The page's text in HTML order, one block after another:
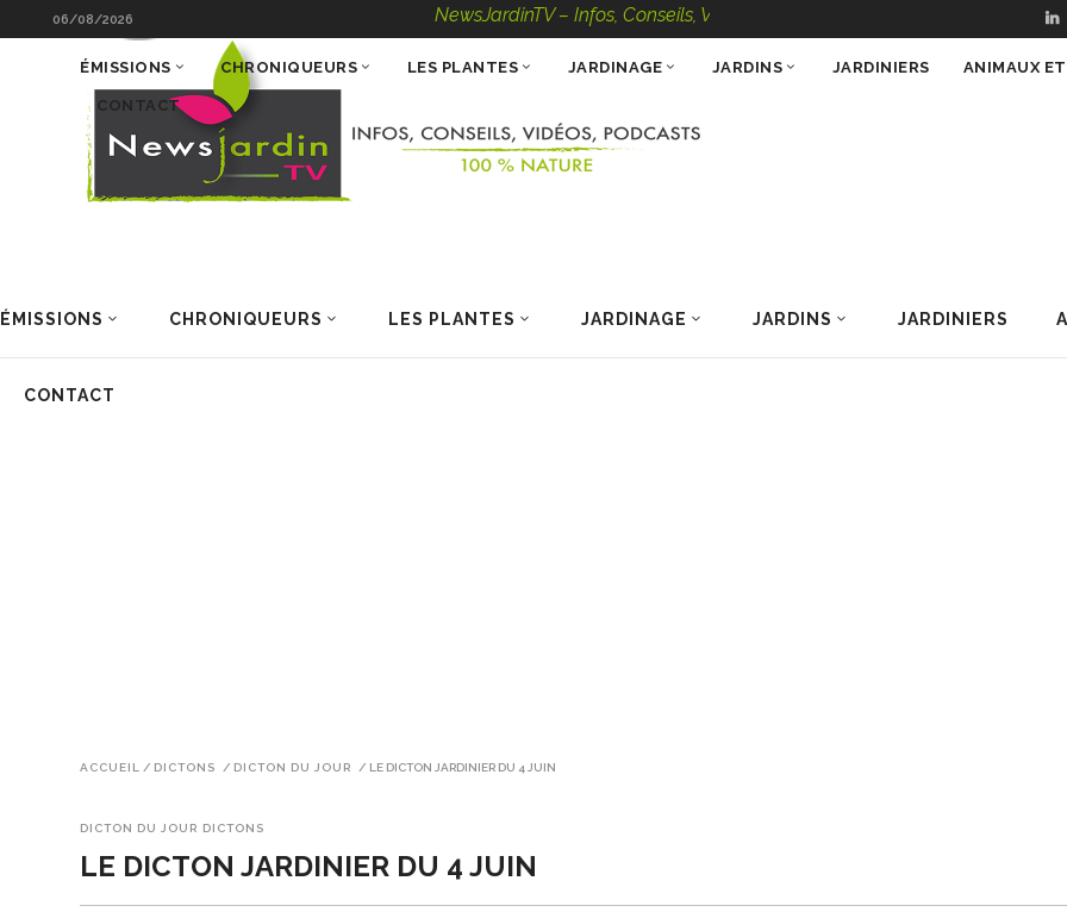
06/08/2026 NewsJardinTV – Infos, Conseils, Vidéos, Podcasts – 100 % Nature
ÉMISSIONS CHRONIQUEURS LES PLANTES JARDINAGE JARDINS JARDINIERS
CONTACT
ÉMISSIONS CHRONIQUEURS LES PLANTES JARDINAGE JARDINS JARDINIERS ANIMAUX
CONTACT
ACCUEIL / DICTONS / DICTON DU JOUR / LE DICTON JARDINIER DU 4 JUIN
DICTON DU JOUR DICTONS
LE DICTON JARDINIER DU 4 JUIN